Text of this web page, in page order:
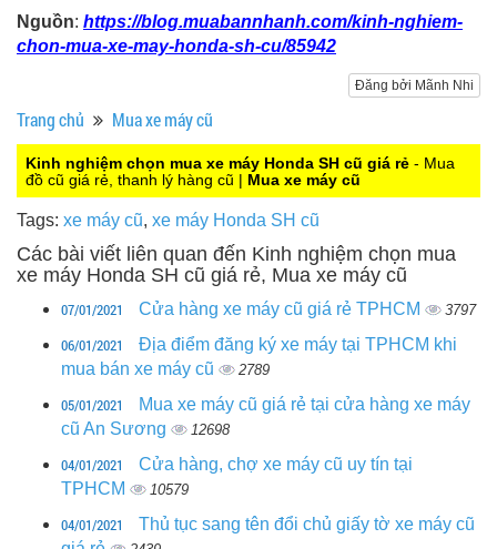
Nguồn: https://blog.muabannhanh.com/kinh-nghiem-
chon-mua-xe-may-honda-sh-cu/85942
Đăng bởi Mãnh Nhi
Trang chủ Mua xe máy cũ
Kinh nghiệm chọn mua xe máy Honda SH cũ giá rẻ - Mua
đồ cũ giá rẻ, thanh lý hàng cũ | Mua xe máy cũ
Tags: xe máy cũ, xe máy Honda SH cũ
Các bài viết liên quan đến Kinh nghiệm chọn mua
xe máy Honda SH cũ giá rẻ, Mua xe máy cũ
07/01/2021 Cửa hàng xe máy cũ giá rẻ TPHCM 3797
06/01/2021
Địa điểm đăng ký xe máy tại TPHCM khi
mua bán xe máy cũ
2789
05/01/2021
Mua xe máy cũ giá rẻ tại cửa hàng xe máy
cũ An Sương
12698
04/01/2021
Cửa hàng, chợ xe máy cũ uy tín tại
TPHCM
10579
04/01/2021
Thủ tục sang tên đổi chủ giấy tờ xe máy cũ